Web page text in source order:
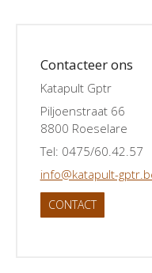
Contacteer ons
Katapult Gptr
Piljoenstraat 66
8800 Roeselare
Tel: 0475/60.42.57
info@katapult-
CONTACT